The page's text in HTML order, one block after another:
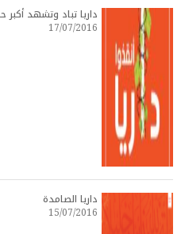
داريا تباد وتشهد
17/07/2016
داريا الصامدة
15/07/2016